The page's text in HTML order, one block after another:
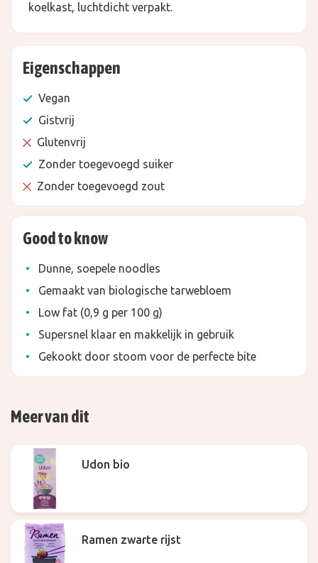
koelkast, luchtdicht verpakt.
Eigenschappen
Vegan
Gistvrij
Glutenvrij
Zonder toegevoegd suiker
Zonder toegevoegd zout
Good to know
Dunne, soepele noodles
Gemaakt van biologische tarwebloem
Low fat (0,9 g per 100 g)
Supersnel klaar en makkelijk in gebruik
Gekookt door stoom voor de perfecte bite
Meer van dit
Udon bio
Ramen zwarte rijst